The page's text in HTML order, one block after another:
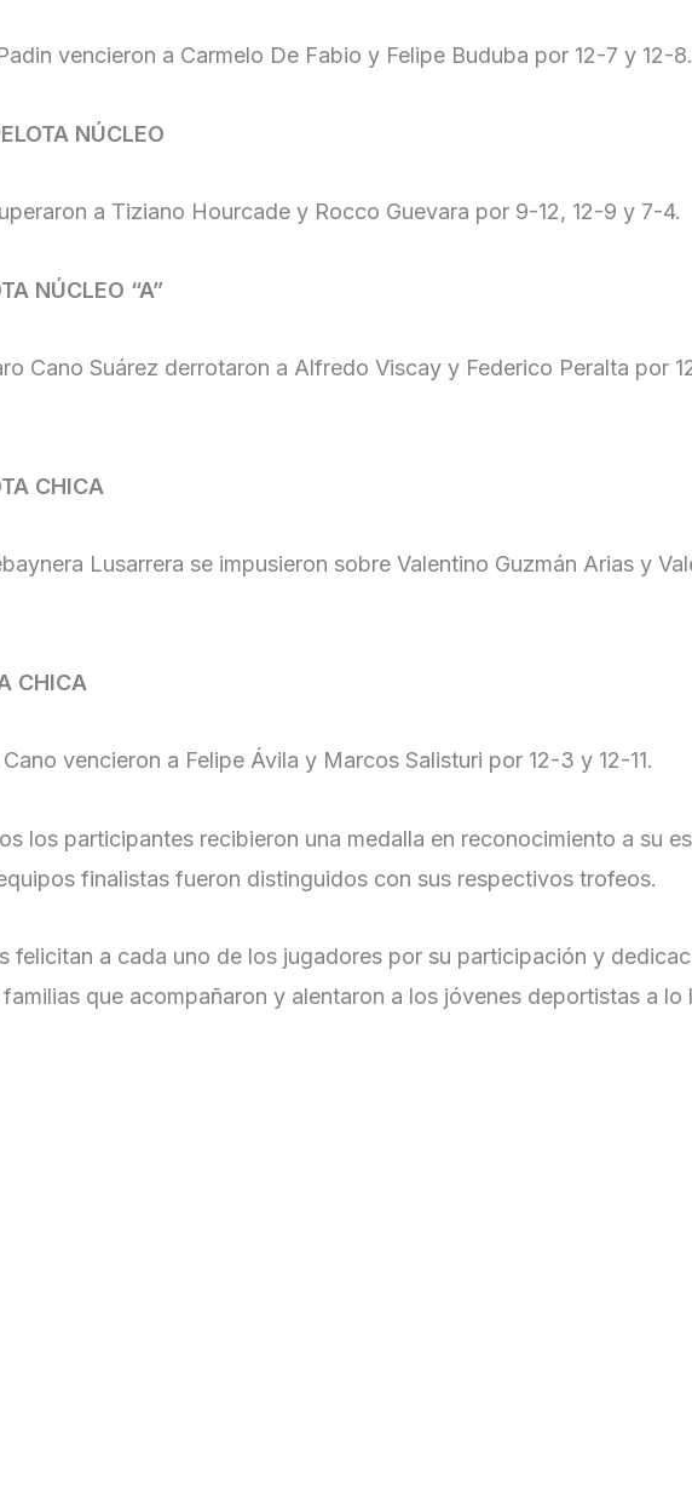
vencieron a Carmelo De Fabio y Felipe Buduba por 12-7 y 12-
NÚCLEO
a Tiziano Hourcade y Rocco Guevara por 9-12, 12-9 y 7-4.
NÚCLEO “A”
Cano Suárez derrotaron a Alfredo Viscay y Federico Peralta por
CHICA
Lusarrera se impusieron sobre Valentino Guzmán Arias y
CHICA
vencieron a Felipe Ávila y Marcos Salisturi por 12-3 y 12-11.
los participantes recibieron una medalla en reconocimiento a su
finalistas fueron distinguidos con sus respectivos trofeos.
felicitan a cada uno de los jugadores por su participación y
que acompañaron y alentaron a los jóvenes deportistas a lo